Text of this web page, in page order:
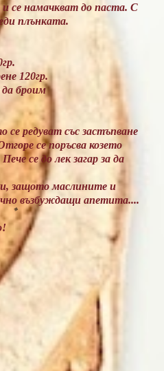
и се намачкват до паста. С
плънката.
120гр.
да броим
редуват със застъпване
се поръсва козето
Пече се до лек загар за да
защото маслините и
възбуждащи апетита....